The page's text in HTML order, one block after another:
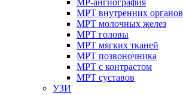
МРТ внутренних органов
МРТ молочных желез
МРТ головы
МРТ мягких тканей
МРТ позвоночника
МРТ с контрастом
МРТ суставов
УЗИ